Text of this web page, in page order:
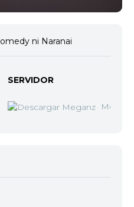
ni Naranai
SERVIDOR
Meganz